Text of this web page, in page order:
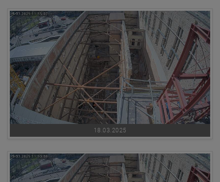
18.03.2025